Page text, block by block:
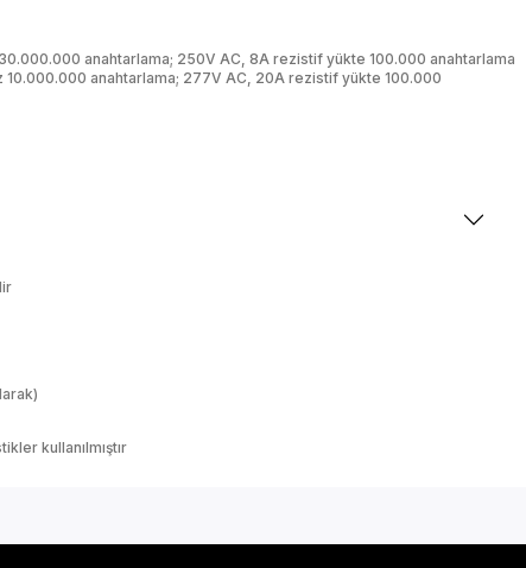
anahtarlama; 250V AC, 8A rezistif yükte 100.000 anahtarlama
anahtarlama; 277V AC, 20A rezistif yükte 100.000
kullanılmıştır